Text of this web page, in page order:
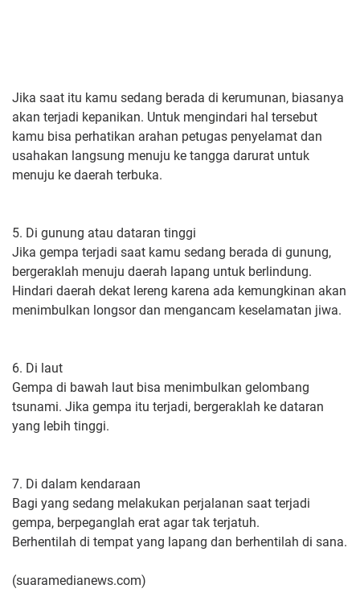
Jika saat itu kamu sedang berada di kerumunan, biasanya
akan terjadi kepanikan. Untuk mengindari hal tersebut
kamu bisa perhatikan arahan petugas penyelamat dan
usahakan langsung menuju ke tangga darurat untuk
menuju ke daerah terbuka.
5. Di gunung atau dataran tinggi
Jika gempa terjadi saat kamu sedang berada di gunung,
bergeraklah menuju daerah lapang untuk berlindung.
Hindari daerah dekat lereng karena ada kemungkinan akan
menimbulkan longsor dan mengancam keselamatan jiwa.
6. Di laut
Gempa di bawah laut bisa menimbulkan gelombang
tsunami. Jika gempa itu terjadi, bergeraklah ke dataran
yang lebih tinggi.
7. Di dalam kendaraan
Bagi yang sedang melakukan perjalanan saat terjadi
gempa, berpeganglah erat agar tak terjatuh.
Berhentilah di tempat yang lapang dan berhentilah di sana.
(suaramedianews.com)